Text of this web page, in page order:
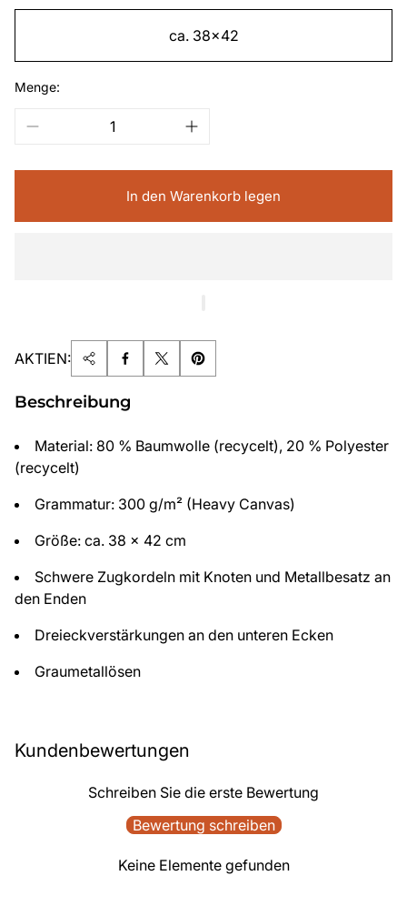
ca. 38x42
Menge:
In den Warenkorb legen
AKTIEN:
Beschreibung
Material: 80 % Baumwolle (recycelt), 20 % Polyester
(recycelt)
Grammatur: 300 g/m² (Heavy Canvas)
Größe: ca. 38 x 42 cm
Schwere Zugkordeln mit Knoten und Metallbesatz an
den Enden
Dreieckverstärkungen an den unteren Ecken
Graumetallösen
Kundenbewertungen
Schreiben Sie die erste Bewertung
Bewertung schreiben
Keine Elemente gefunden